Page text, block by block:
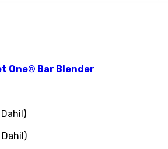
One® Bar Blender
Dahil)
Dahil)